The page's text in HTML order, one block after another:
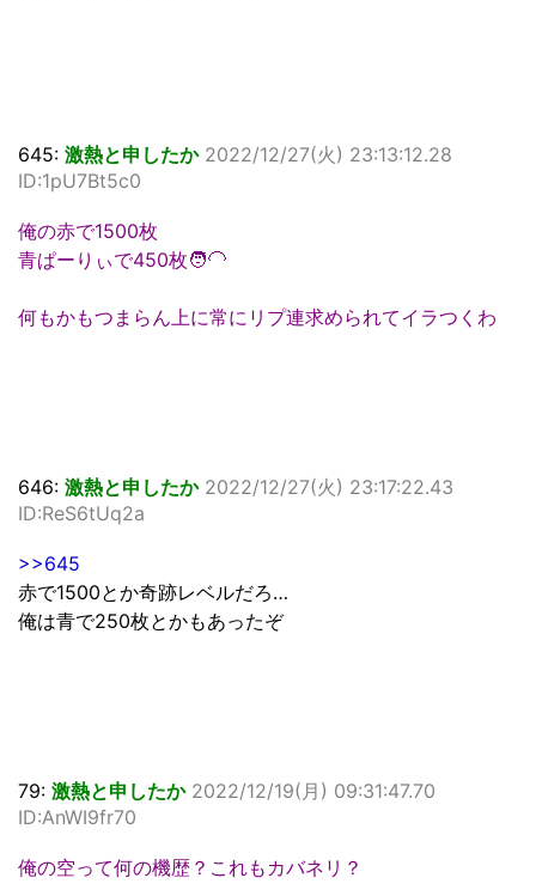
645: 激熱と申したか 2022/12/27(火) 23:13:12.28
ID:1pU7Bt5c0
俺の赤で1500枚
青ぱーりぃで450枚🧑‍🦲
何もかもつまらん上に常にリプ連求められてイラつくわ
646: 激熱と申したか 2022/12/27(火) 23:17:22.43
ID:ReS6tUq2a
>>645
赤で1500とか奇跡レベルだろ…
俺は青で250枚とかもあったぞ
79: 激熱と申したか 2022/12/19(月) 09:31:47.70
ID:AnWI9fr70
俺の空って何の機歴？これもカバネリ？